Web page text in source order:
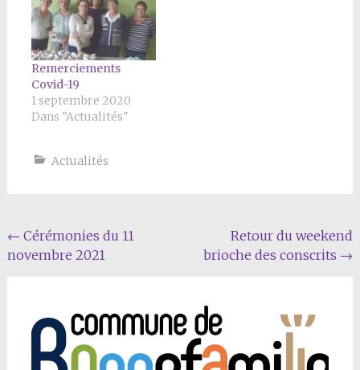
Remerciements
Covid-19
1 septembre 2020
Dans "Actualités"
Actualités
Navigation
Article
← Cérémonies du 11
novembre 2021
Retour du weekend
brioche des conscrits →